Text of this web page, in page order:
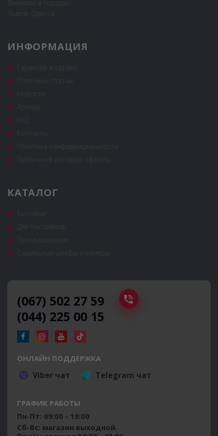
ИНФОРМАЦИЯ
КАТАЛОГ
(067) 502 27 59
(044) 225 00 15
ОНЛАЙН ПОДДЕРЖКА
Viber чат Telegram чат
ГРАФИК РАБОТЫ
Пн-Пт: 09:00 - 19:00
Сб-Вс: магазин выходной.